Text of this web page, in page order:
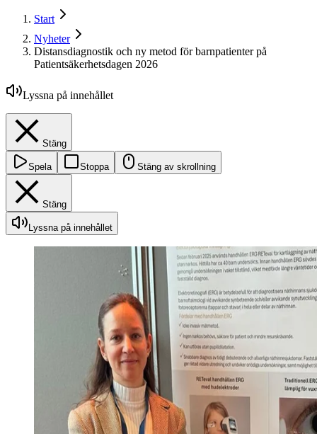
Start
Nyheter
Distansdiagnostik och ny metod för barnpatienter på
Patientsäkerhetsdagen 2026
Lyssna på innehållet
Stäng
Spela Stoppa Stäng av skrollning
Stäng
Lyssna på innehållet